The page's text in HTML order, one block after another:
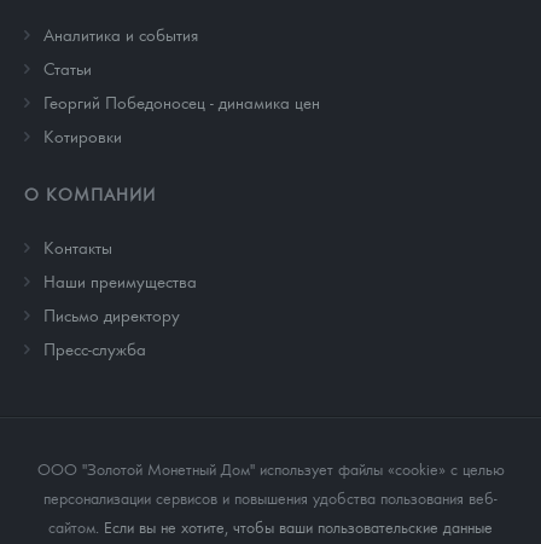
Аналитика и события
Cтатьи
Георгий Победоносец - динамика цен
Котировки
О КОМПАНИИ
Контакты
Наши преимущества
Письмо директору
Пресс-служба
ООО "Золотой Монетный Дом" использует файлы «cookie» с целью
персонализации сервисов и повышения удобства пользования веб-
сайтом. Если вы не хотите, чтобы ваши пользовательские данные